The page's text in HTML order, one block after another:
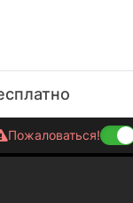
Пожаловаться!